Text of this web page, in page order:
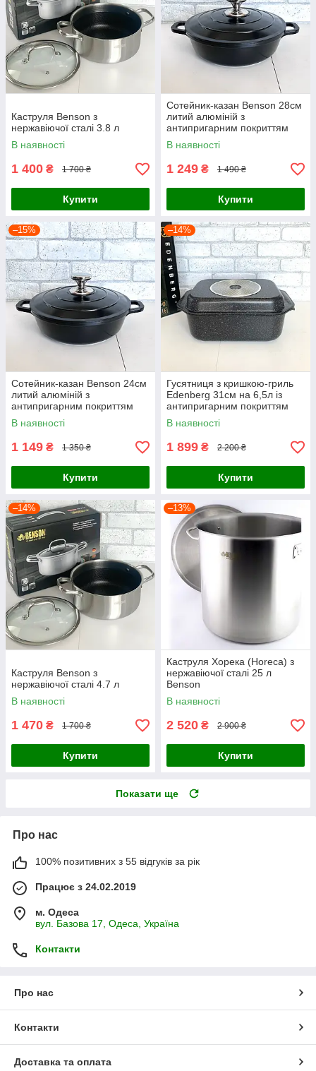
Каструля Benson з
нержавіючої сталі 3.8 л
В наявності
1 400 ₴ 1 700 ₴
Купити
Сотейник-казан Benson 28см
литий алюміній з
антипригарним покриттям
В наявності
1 249 ₴ 1 490 ₴
Купити
–15%
Сотейник-казан Benson 24см
литий алюміній з
антипригарним покриттям
В наявності
1 149 ₴ 1 350 ₴
Купити
–14%
Гусятниця з кришкою-гриль
Edenberg 31см на 6,5л із
антипригарним покриттям
В наявності
1 899 ₴ 2 200 ₴
Купити
–14%
Каструля Benson з
нержавіючої сталі 4.7 л
В наявності
1 470 ₴ 1 700 ₴
Купити
–13%
Каструля Хорека (Horeca) з
нержавіючої сталі 25 л
Benson
В наявності
2 520 ₴ 2 900 ₴
Купити
Показати ще
Про нас
100% позитивних з 55 відгуків за рік
Працює з 24.02.2019
м. Одеса
вул. Базова 17, Одеса, Україна
Контакти
Про нас
Контакти
Доставка та оплата